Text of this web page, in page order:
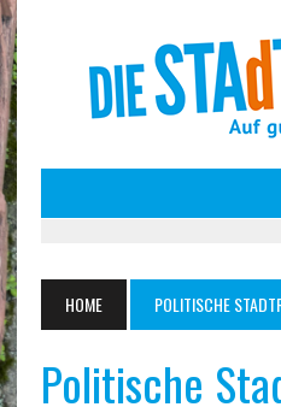
HOME POLITISCHE
Politische